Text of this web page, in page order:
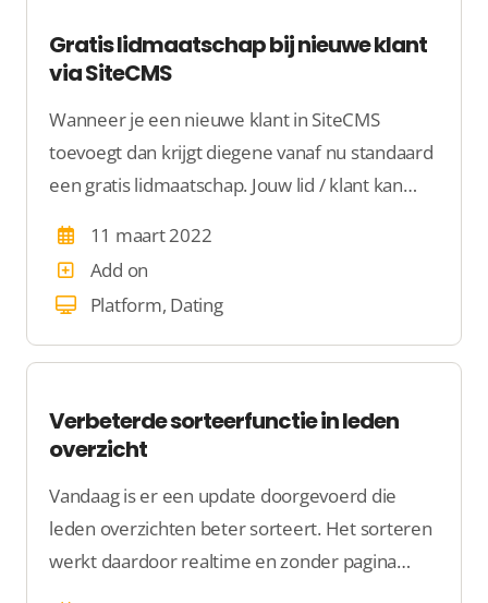
Gratis lidmaatschap bij nieuwe klant
via SiteCMS
Wanneer je een nieuwe klant in SiteCMS
toevoegt dan krijgt diegene vanaf nu standaard
een gratis lidmaatschap. Jouw lid / klant kan
11 maart 2022
Add on
Platform, Dating
Verbeterde sorteerfunctie in leden
overzicht
Vandaag is er een update doorgevoerd die
leden overzichten beter sorteert. Het sorteren
werkt daardoor realtime en zonder pagina